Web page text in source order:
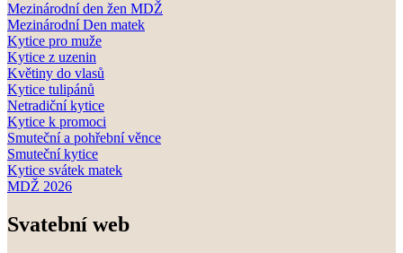
Mezinárodní den žen MDŽ
Mezinárodní Den matek
Kytice pro muže
Kytice z uzenin
Květiny do vlasů
Kytice tulipánů
Netradiční kytice
Kytice k promoci
Smuteční a pohřební věnce
Smuteční kytice
Kytice svátek matek
MDŽ 2026
Svatební web